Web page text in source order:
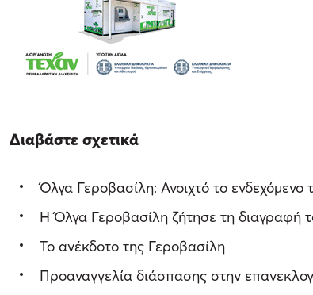
Διαβάστε σχετικά
Όλγα Γεροβασίλη: Ανοιχτό το
Η Όλγα Γεροβασίλη ζήτησε τη διαγραφή
Το ανέκδοτο της Γεροβασίλη
Προαναγγελία διάσπασης στην